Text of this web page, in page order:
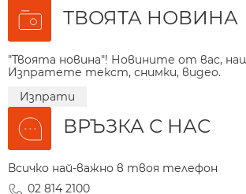
ТВОЯТА НОВИНА
"Твоята новина"! Новините от вас,
Изпратете текст, снимки, видео.
Изпрати
ВРЪЗКА С НАС
Всичко най-важно в твоя телефон
02 814 2100